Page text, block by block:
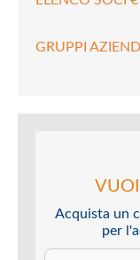
GRUPPI
Acquista un
per